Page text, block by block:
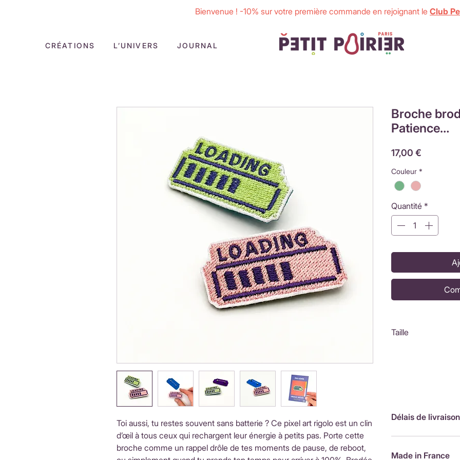
Bienvenue ! -10% sur votre première commande en rejoignant le Club
CRÉATIONS L’UNIVERS JOURNAL
Toi aussi, tu restes souvent sans batterie ? Ce pixel art rigolo est un clin
d’œil à tous ceux qui rechargent leur énergie à petits pas. Porte cette
broche comme un rappel drôle de tes moments de pause, de reboot,
Broche
Patience…
17,00 €
Couleur *
Quantité *
Taille
Délais de livraison
de livraison : 3,90
Made in France